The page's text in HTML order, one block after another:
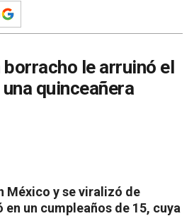
le arruinó el
quinceañera
México y se viralizó de
un cumpleaños de 15, cuya